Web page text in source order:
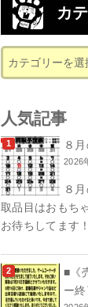
カ
人気記事
８
2026
８
取品目はおもち
お待ちしてます
■《
ー終